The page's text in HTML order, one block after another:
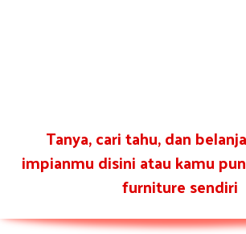
Tanya, cari tahu, dan
impianmu disini atau kamu
furniture sendiri